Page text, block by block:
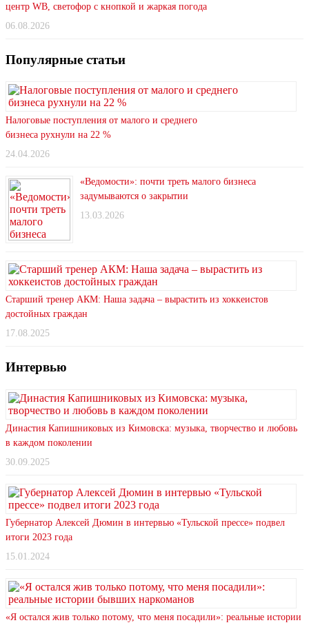
центр WB, светофор с кнопкой и жаркая погода
06.08.2026
Популярные статьи
Налоговые поступления от малого и среднего
бизнеса рухнули на 22 %
24.04.2026
«Ведомости»: почти треть малого бизнеса
задумываются о закрытии
13.03.2026
Старший тренер АКМ: Наша задача – вырастить из хоккеистов
достойных граждан
17.08.2025
Интервью
Династия Капишниковых из Кимовска: музыка, творчество и любовь
в каждом поколении
30.09.2025
Губернатор Алексей Дюмин в интервью «Тульской прессе» подвел
итоги 2023 года
15.01.2024
«Я остался жив только потому, что меня посадили»: реальные истории